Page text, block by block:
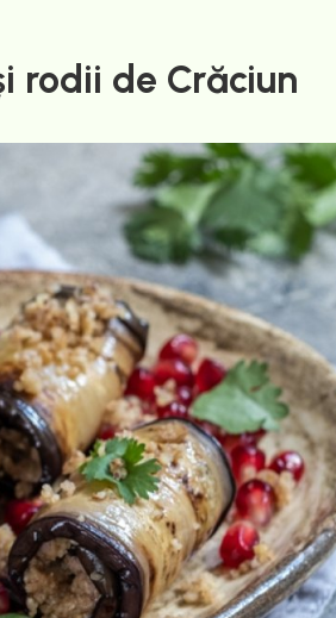
rodii de Crăciun